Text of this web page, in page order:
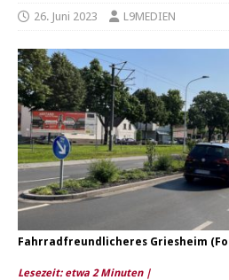
26. Juni 2023 L9MEDIEN
Fahrradfreundlicheres Griesheim
Lesezeit: etwa 2 Minuten |